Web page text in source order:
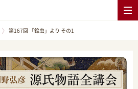
第167回 「鈴虫」より その1